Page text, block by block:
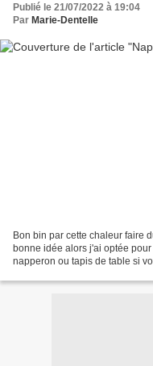
Publié le 21/07/2022 à 19:04
Par Marie-Dentelle
Bon bin par cette chaleur faire
bonne idée alors j'ai optée
napperon ou tapis de table si